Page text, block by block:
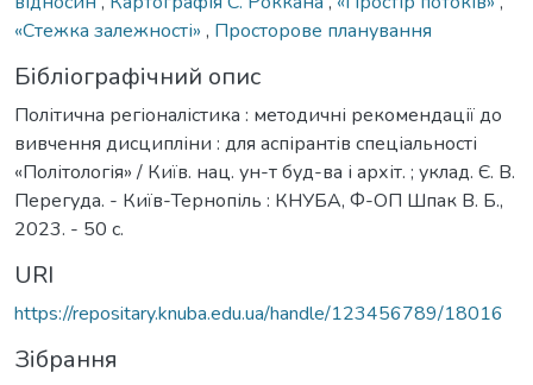
«Стежка залежності» , Просторове планування
Бібліографічний опис
Політична регіоналістика : методичні рекомендації до
вивчення дисципліни : для аспірантів спеціальності
«Політологія» / Київ. нац. ун-т буд-ва і архіт. ; уклад. Є. В.
Перегуда. - Київ-Тернопіль : КНУБА, Ф-ОП Шпак В. Б.,
2023. - 50 с.
URI
https://repositary.knuba.edu.ua/handle/123456789/18016
Зібрання